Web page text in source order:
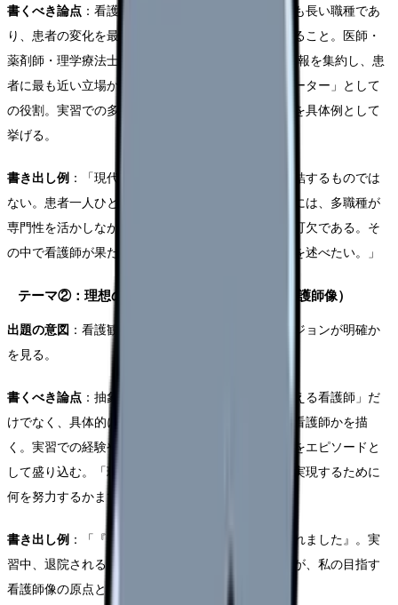
書くべき論点 ：看護師は患者のそばにいる時間が最も長い職種であ
り、患者の変化を最初に察知する「観察の要」であること。医師・
薬剤師・理学療法士・栄養士・MSWなど各職種の情報を集約し、患
者に最も近い立場から情報を発信する「コーディネーター」として
の役割。実習での多職種カンファレンスの経験などを具体例として
挙げる。
書き出し例 ：「現代の医療は、一つの職種だけで完結するものでは
ない。患者一人ひとりに最善の医療を提供するためには、多職種が
専門性を活かしながら協働する「チーム医療」が不可欠である。そ
の中で看護師が果たすべき役割について、私の考えを述べたい。」
テーマ②：理想の看護師像（あなたが目指す看護師像）
出題の意図 ：看護観が形成されているか、将来のビジョンが明確か
を見る。
書くべき論点 ：抽象的な「優しい看護師」「寄り添える看護師」だ
けでなく、具体的にどのような場面でどう行動する看護師かを描
く。実習での経験やロールモデルとなった先輩の姿をエピソードと
して盛り込む。「理想」を語るだけでなく、それを実現するために
何を努力するかまで書くと説得力が増す。
書き出し例 ：「『看護師さんがいてくれたから頑張れました』。実
習中、退院される患者さんからいただいたこの言葉が、私の目指す
看護師像の原点となっている。」